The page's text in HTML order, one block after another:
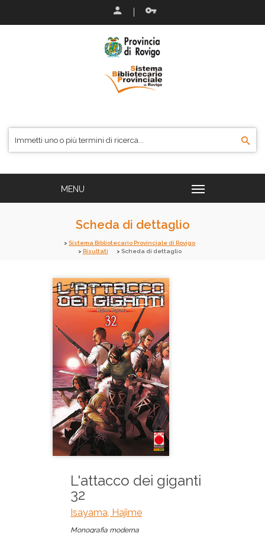
Scheda di dettaglio
Sistema Bibliotecario Provinciale di Rovigo
Risultati
Scheda di dettaglio
L'attacco dei giganti
32
Isayama, Hajime
Monografia moderna